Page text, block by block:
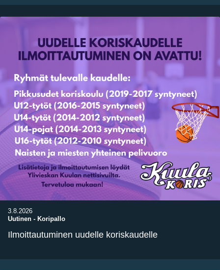
3.8.2026
Uutinen - Koripallo
Ilmoittautuminen uudelle koriskaudelle